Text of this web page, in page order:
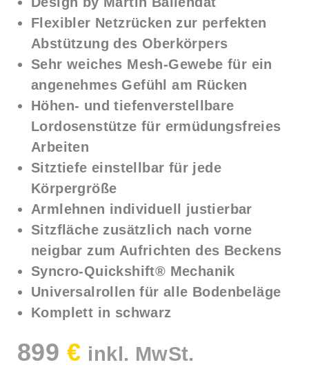
Flexibler Netzrücken zur perfekten
Abstützung des Oberkörpers
Sehr weiches Mesh-Gewebe für ein
angenehmes Gefühl am Rücken
Höhen- und tiefenverstellbare
Lordosenstütze für ermüdungsfreies
Arbeiten
Sitztiefe einstellbar für jede
Körpergröße
Armlehnen individuell justierbar
Sitzfläche zusätzlich nach vorne
neigbar zum Aufrichten des Beckens
Syncro-Quickshift® Mechanik
Universalrollen für alle Bodenbeläge
Komplett in schwarz
899 € inkl. MwSt.